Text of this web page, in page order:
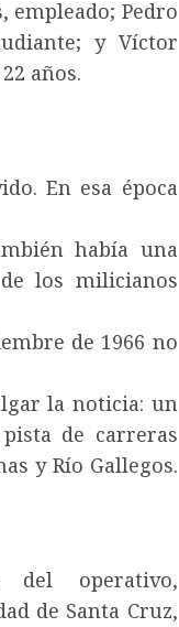
empleado; Pedro
y Víctor
años.
En esa época
había una
los milicianos
de 1966 no
la noticia: un
de carreras
y Río Gallegos.
del operativo,
de Santa Cruz,